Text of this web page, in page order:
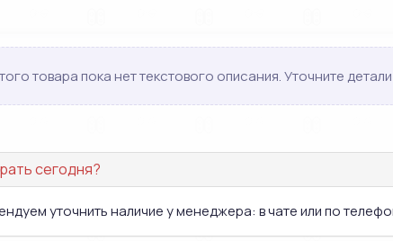
товара пока нет текстового описания. Уточните
сегодня?
уточнить наличие у менеджера: в чате или по